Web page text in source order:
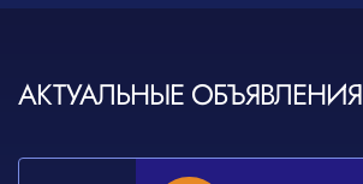
АКТУАЛЬНЫЕ ОБЪЯВЛЕНИЯ